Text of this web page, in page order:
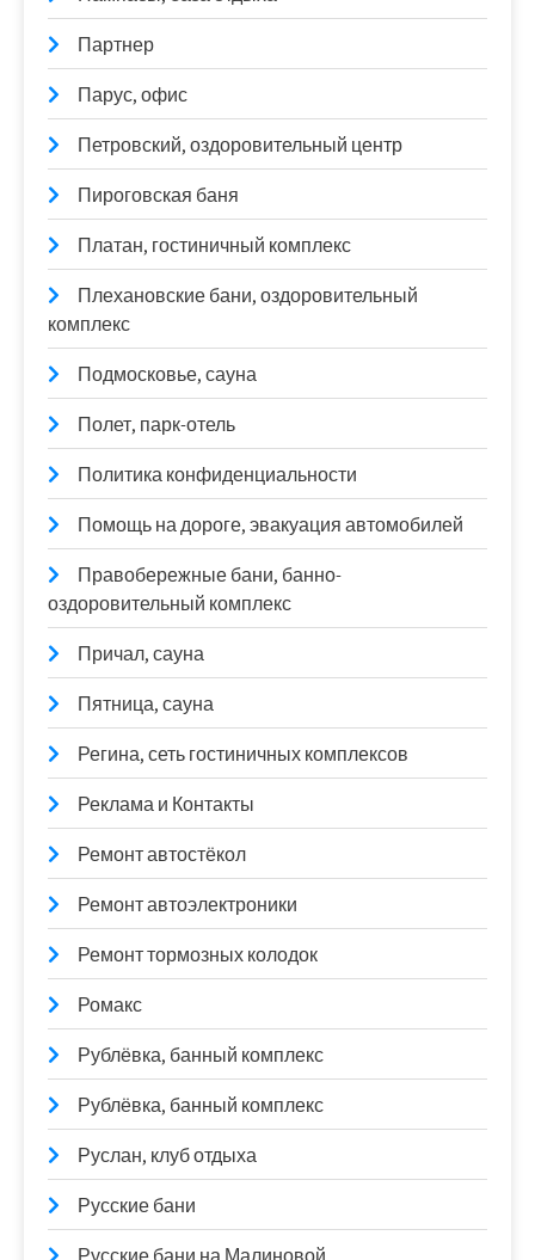
Партнер
Парус, офис
Петровский, оздоровительный центр
Пироговская баня
Платан, гостиничный комплекс
Плехановские бани, оздоровительный
комплекс
Подмосковье, сауна
Полет, парк-отель
Политика конфиденциальности
Помощь на дороге, эвакуация автомобилей
Правобережные бани, банно-
оздоровительный комплекс
Причал, сауна
Пятница, сауна
Регина, сеть гостиничных комплексов
Реклама и Контакты
Ремонт автостёкол
Ремонт автоэлектроники
Ремонт тормозных колодок
Ромакс
Рублёвка, банный комплекс
Рублёвка, банный комплекс
Руслан, клуб отдыха
Русские бани